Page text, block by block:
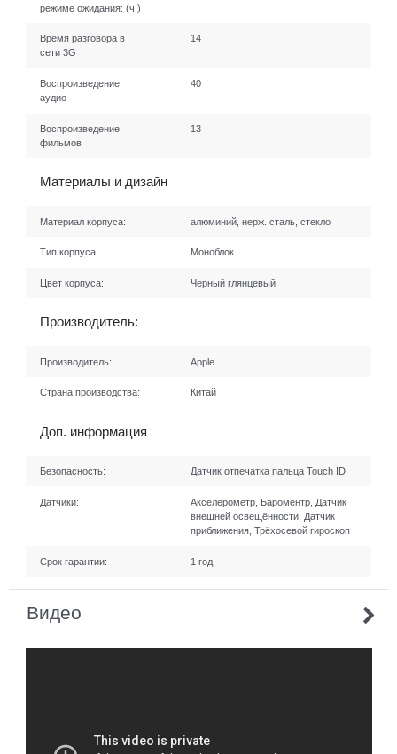
режиме ожидания: (ч.)
Время разговора в
сети 3G
14
Воспроизведение
аудио
40
Воспроизведение
фильмов
13
Материалы и дизайн
Материал корпуса: алюминий, нерж. сталь, стекло
Тип корпуса: Моноблок
Цвет корпуса: Черный глянцевый
Производитель:
Производитель: Apple
Страна производства: Китай
Доп. информация
Безопасность: Датчик отпечатка пальца Touch ID
Датчики:
Акселерометр, Бароментр, Датчик
внешней освещённости, Датчик
приближения, Трёхосевой гироскоп
Срок гарантии: 1 год
Видео